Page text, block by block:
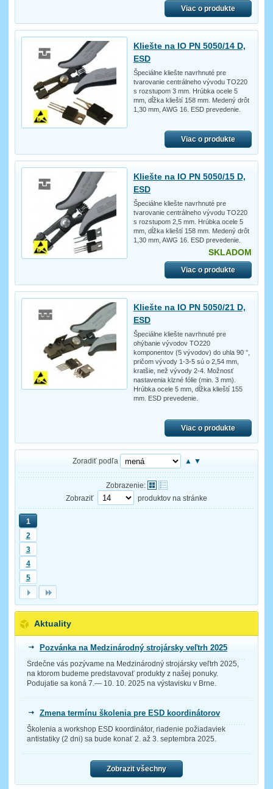
Viac o produkte
Kliešte na IO PN 5050/14 D,
ESD
Špeciálne kliešte navrhnuté pre
tvarovanie centrálneho vývodu TO220
s rozstupom 3 mm. Hrúbka ocele 5
mm, dĺžka klieští 158 mm. Medený drôt
1,30 mm, AWG 16. ESD prevedenie.
Viac o produkte
Kliešte na IO PN 5050/15 D,
ESD
Špeciálne kliešte navrhnuté pre
tvarovanie centrálneho vývodu TO220
s rozstupom 2,5 mm. Hrúbka ocele 5
mm, dĺžka klieští 158 mm. Medený drôt
1,30 mm, AWG 16. ESD prevedenie.
SKLADOM
Viac o produkte
Kliešte na IO PN 5050/21 D,
ESD
Špeciálne kliešte navrhnuté pre
ohýbanie vývodov TO220
komponentov (5 vývodov) do uhla 90 °,
pričom vývody 1-3-5 sú o 2,54 mm,
kratšie, než vývody 2-4. Možnosť
nastavenia klzné fólie (min. 3 mm).
Hrúbka ocele 5 mm, dĺžka klieští 155
mm. ESD prevedenie.
Viac o produkte
Zoradiť podľa ▲ ▼
Zobrazenie:
Zobraziť
produktov na stránke
1
2
3
4
5
Aktuality
Pozvánka na Medzinárodný strojársky veľtrh 2025
Srdečne vás pozývame na Medzinárodný strojársky veľtrh 2025,
na ktorom budeme predstavovať produkty z našej ponuky.
Podujatie sa koná 7.— 10. 10. 2025 na výstavisku v Brne.
Zmena termínu školenia pre ESD koordinátorov
Školenia a workshop ESD koordinátor, riadenie požiadaviek
antistatiky (2 dni) sa bude konať 2. až 3. septembra 2025.
Zobrazit všechny